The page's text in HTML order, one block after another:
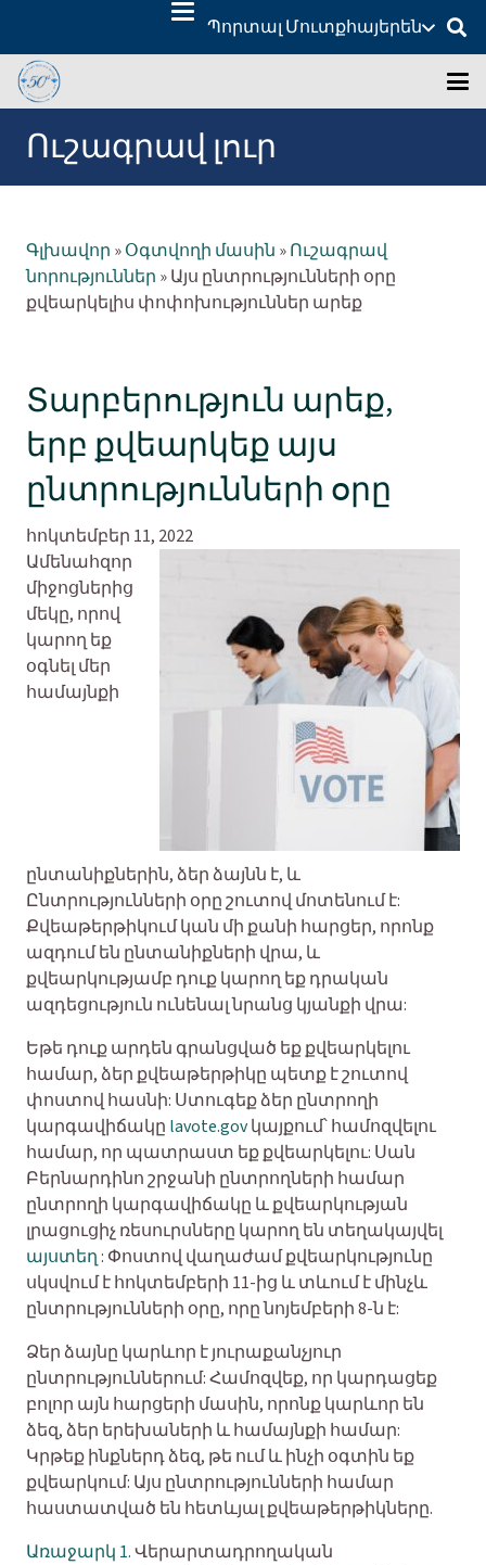
Պորտալ Մուտքհայերեն
Ուշագրավ լուր
Գլխավոր »Օգտվողի մասին »Ուշագրավ
նորություններ »Այս ընտրությունների օրը
քվեարկելիս փոփոխություններ արեք
Տարբերություն արեք,
երբ քվեարկեք այս
ընտրությունների օրը
հոկտեմբեր 11, 2022
Ամենահզոր
միջոցներից
մեկը, որով
կարող եք
օգնել մեր
համայնքի
ընտանիքներին, ձեր ձայնն է, և
Ընտրությունների օրը շուտով մոտենում է:
Քվեաթերթիկում կան մի քանի հարցեր, որոնք
ազդում են ընտանիքների վրա, և
քվեարկությամբ դուք կարող եք դրական
ազդեցություն ունենալ նրանց կյանքի վրա:
Եթե դուք արդեն գրանցված եք քվեարկելու
համար, ձեր քվեաթերթիկը պետք է շուտով
փոստով հասնի: Ստուգեք ձեր ընտրողի
կարգավիճակը lavote.govկայքում՝ համոզվելու
համար, որ պատրաստ եք քվեարկելու: Սան
Բերնարդինո շրջանի ընտրողների համար
ընտրողի կարգավիճակը և քվեարկության
լրացուցիչ ռեսուրսները կարող են տեղակայվել
այստեղ : Փոստով վաղաժամ քվեարկությունը
սկսվում է հոկտեմբերի 11-ից և տևում է մինչև
ընտրությունների օրը, որը նոյեմբերի 8-ն է:
Ձեր ձայնը կարևոր է յուրաքանչյուր
ընտրություններում: Համոզվեք, որ կարդացեք
բոլոր այն հարցերի մասին, որոնք կարևոր են
ձեզ, ձեր երեխաների և համայնքի համար:
Կրթեք ինքներդ ձեզ, թե ում և ինչի օգտին եք
քվեարկում: Այս ընտրությունների համար
հաստատված են հետևյալ քվեաթերթիկները.
Առաջարկ 1.Վերարտադրողական